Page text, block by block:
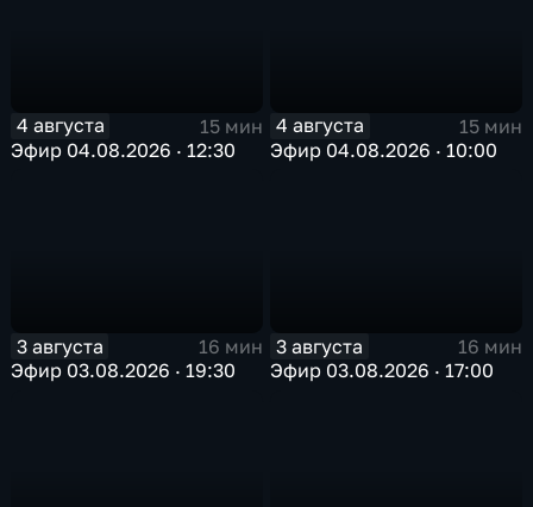
4 августа
15 мин
Эфир 04.08.2026 · 12:30
4 августа
15 мин
Эфир 04.08.2026 · 10:00
3 августа
16 мин
Эфир 03.08.2026 · 19:30
3 августа
16 мин
Эфир 03.08.2026 · 17:00